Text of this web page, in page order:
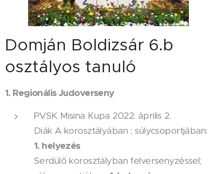
Domján Boldizsár 6.b
osztályos tanuló
1. Regionális Judoverseny
PVSK Misina Kupa 2022. április 2.
Diák A korosztályában ; súlycsoportjában:
1. helyezés
Serdülő korosztályban felversenyzéssel;